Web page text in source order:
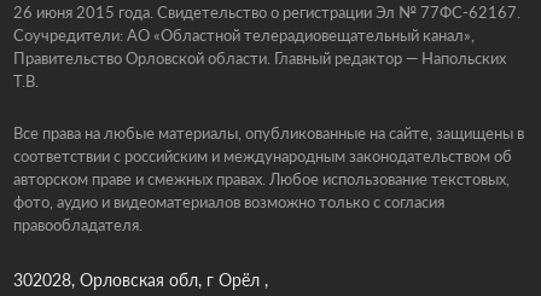
26 июня 2015 года. Свидетельство о регистрации Эл № 77ФС-62167.
Соучредители: АО «Областной телерадиовещательный канал»,
Правительство Орловской области. Главный редактор — Напольских
Т.В.
Все права на любые материалы, опубликованные на сайте, защищены в
соответствии с российским и международным законодательством об
авторском праве и смежных правах. Любое использование текстовых,
фото, аудио и видеоматериалов возможно только с согласия
правообладателя.
302028, Орловская обл, г Орёл ,